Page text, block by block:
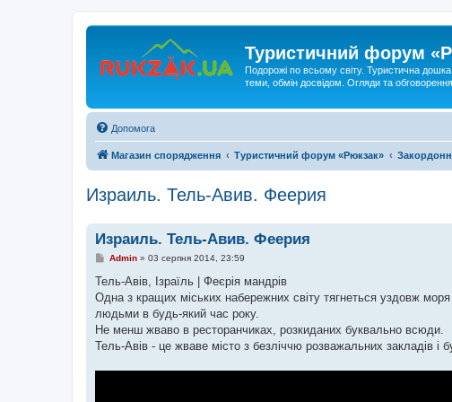
Туристичний форум
Подорожі по всьому світу. Туристична
теми, обмін досвідом. Огляди та
Допомога
Магазин спорядження Туристичний форум «Рюкзак»
Израиль. Тель-Авив. Феерия
Израиль. Тель-Авив. Феерия
П
в
д
о
м
л
е
Admin» 03 серпня 2014, 23:59
Тель-Авів, Ізраїль | Феєрія мандрів
Одна з кращих міських набережних світу тягнеться уздовж
людьми в будь-який час року.
Не менш жваво в ресторанчиках, розкиданих буквально всюди.
Тель-Авів - це жваве місто з безліччю розважальних закладів і